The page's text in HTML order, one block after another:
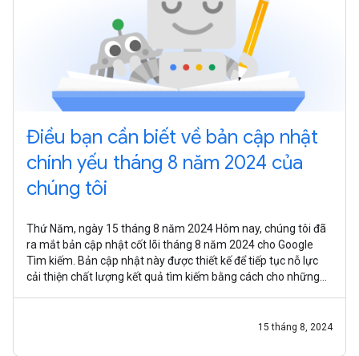
Điều bạn cần biết về bản cập nhật
chính yếu tháng 8 năm 2024 của
chúng tôi
Thứ Năm, ngày 15 tháng 8 năm 2024 Hôm nay, chúng tôi đã
ra mắt bản cập nhật cốt lõi tháng 8 năm 2024 cho Google
Tìm kiếm. Bản cập nhật này được thiết kế để tiếp tục nỗ lực
cải thiện chất lượng kết quả tìm kiếm bằng cách cho những
15 tháng 8, 2024